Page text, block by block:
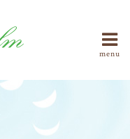
menu